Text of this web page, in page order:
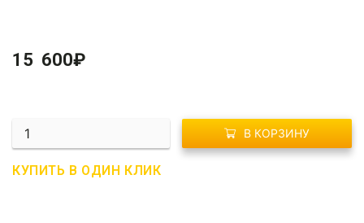
15 600₽
Количество
SR01-
0109
В КОРЗИНУ
КУПИТЬ В ОДИН КЛИК